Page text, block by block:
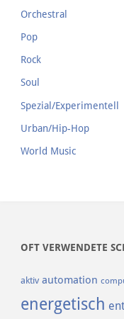
Orchestral
Pop
Rock
Soul
Spezial/Experimentell
Urban/Hip-Hop
World Music
OFT VERWENDETE
aktiv automation
energetisch